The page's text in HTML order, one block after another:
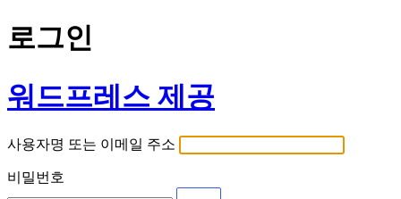
로그인
워드프레스 제공
사용자명 또는 이메일 주소
비밀번호